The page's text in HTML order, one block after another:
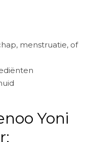
menstruatie, of
Yoni